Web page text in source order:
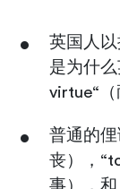
英国人
是为什
virtue“（
普通的
丧），
事），和